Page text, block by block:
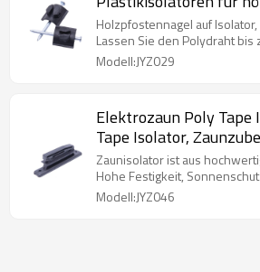
Holzpfostennagel auf
Lassen Sie den Polydraht bis
Modell:JYZ029
Elektrozaun Poly Tape
Tape Isolator,
Isolator für Hi-Tensile,
Zaunisolator ist aus
Hohe Festigkeit,
Modell:JYZ046